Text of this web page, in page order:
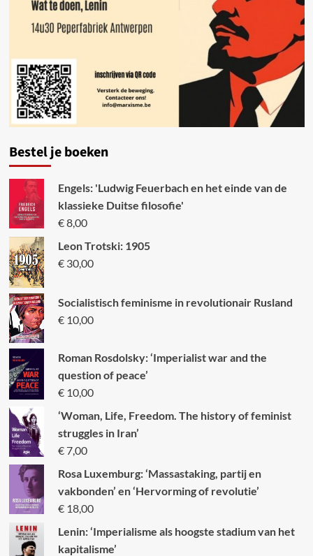
Bestel je boeken
Engels: 'Ludwig Feuerbach en het einde van de
klassieke Duitse filosofie'
€8,00
Leon Trotski: 1905
€30,00
Socialistisch feminisme in revolutionair Rusland
€10,00
Roman Rosdolsky: ‘Imperialist war and the
question of peace’
€10,00
‘Woman, Life, Freedom. The history of feminist
struggles in Iran’
€7,00
Rosa Luxemburg: ‘Massastaking, partij en
vakbonden’ en ‘Hervorming of revolutie’
€18,00
Lenin: ‘Imperialisme als hoogste stadium van het
kapitalisme’